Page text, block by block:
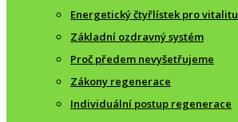
Energetický čtyřlístek pro vitalitu
Základní ozdravný systém
Proč předem nevyšetřujeme
Zákony regenerace
Individuální postup regenerace